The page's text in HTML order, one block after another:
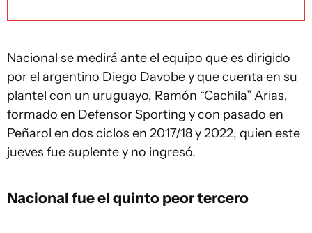
Nacional se medirá ante el equipo que es dirigido
por el argentino Diego Davobe y que cuenta en su
plantel con un uruguayo, Ramón “Cachila” Arias,
formado en Defensor Sporting y con pasado en
Peñarol en dos ciclos en 2017/18 y 2022, quien este
jueves fue suplente y no ingresó.
Nacional fue el quinto peor tercero